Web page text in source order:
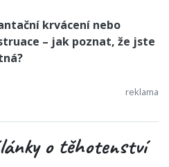
krvácení nebo
– jak poznat, že jste
o těhotenství